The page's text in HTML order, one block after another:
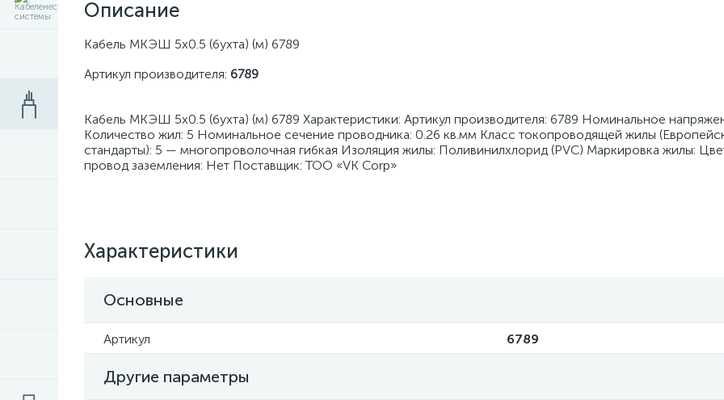
Описание
Кабель МКЭШ 5х0.5 (бухта) (м) 6789
Артикул производителя: 6789
Кабель МКЭШ 5х0.5 (бухта) (м) 6789 Характеристики: Артикул производителя: 6789 Номинальное
Количество жил: 5 Номинальное сечение проводника: 0.26 кв.мм Класс токопроводящей жилы
стандарты): 5 — многопроволочная гибкая Изоляция жилы: Поливинилхлорид (PVC) Маркировка жилы:
провод заземления: Нет Поставщик: ТОО «VK Corp»
Характеристики
Основные
Артикул 6789
Другие параметры